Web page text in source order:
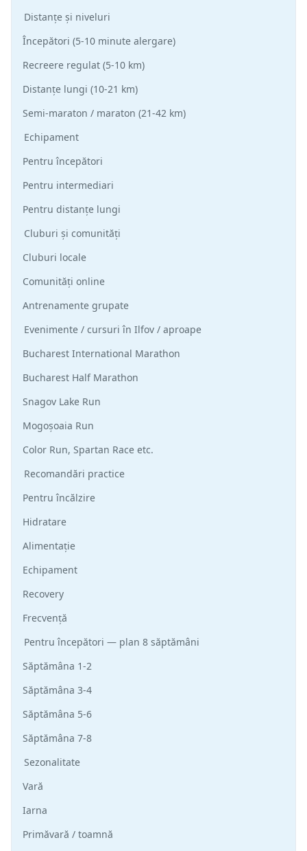
Distanțe și niveluri
Începători (5-10 minute alergare)
Recreere regulat (5-10 km)
Distanțe lungi (10-21 km)
Semi-maraton / maraton (21-42 km)
Echipament
Pentru începători
Pentru intermediari
Pentru distanțe lungi
Cluburi și comunități
Cluburi locale
Comunități online
Antrenamente grupate
Evenimente / cursuri în Ilfov / aproape
Bucharest International Marathon
Bucharest Half Marathon
Snagov Lake Run
Mogoșoaia Run
Color Run, Spartan Race etc.
Recomandări practice
Pentru încălzire
Hidratare
Alimentație
Echipament
Recovery
Frecvență
Pentru începători — plan 8 săptămâni
Săptămâna 1-2
Săptămâna 3-4
Săptămâna 5-6
Săptămâna 7-8
Sezonalitate
Vară
Iarna
Primăvară / toamnă